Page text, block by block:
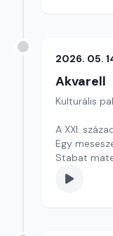
2026. 05.
Akvarell
Kulturális
A XXI.
Egy
Stabat